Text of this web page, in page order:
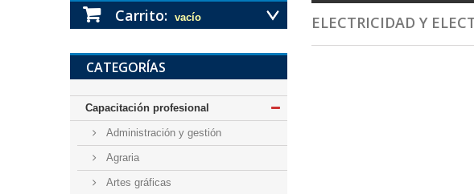
Carrito: vacío
CATEGORÍAS
Capacitación profesional
Administración y gestión
Agraria
Artes gráficas
ELECTRICIDAD Y